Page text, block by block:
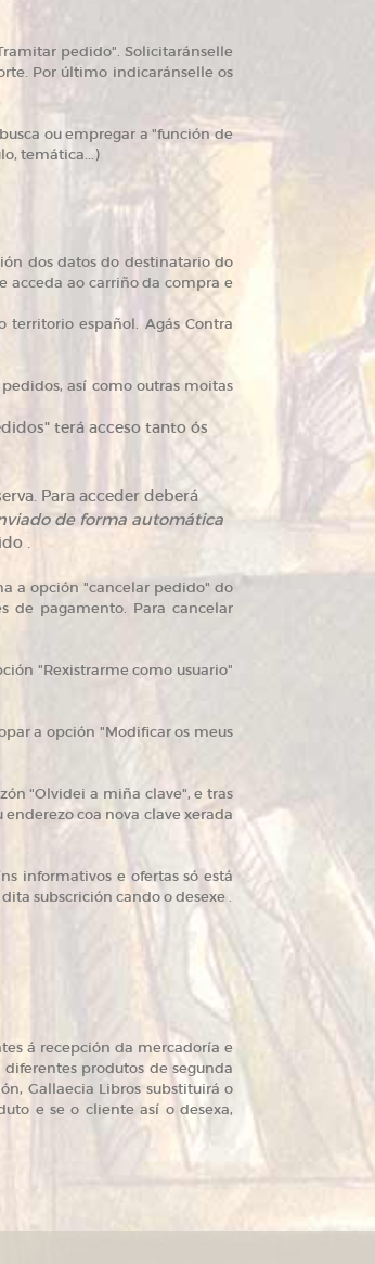
pedido". Solicitaránselle
Por último indicaránselle os
ou empregar a "función de
temática...)
dos datos do destinatario do
acceda ao carriño da compra e
español. Agás Contra
así como outras moitas
terá acceso tanto ós
Para acceder deberá
de forma automática
.
a opción "cancelar pedido" do
de pagamento. Para cancelar
"Rexistrarme como usuario"
a opción "Modificar os meus
"Olvidei a miña clave", e tras
coa nova clave xerada
informativos e ofertas só está
subscrición cando o desexe .
á recepción da mercadoría e
produtos de segunda
Gallaecia Libros substituirá o
e se o cliente así o desexa,